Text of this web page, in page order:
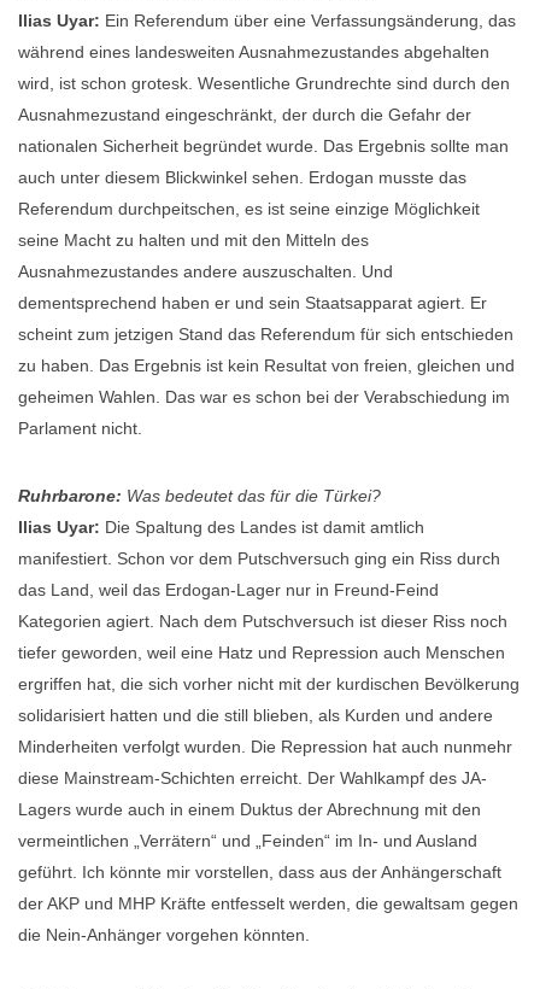
Ilias Uyar: Ein Referendum über eine Verfassungsänderung, das
während eines landesweiten Ausnahmezustandes abgehalten
wird, ist schon grotesk. Wesentliche Grundrechte sind durch den
Ausnahmezustand eingeschränkt, der durch die Gefahr der
nationalen Sicherheit begründet wurde. Das Ergebnis sollte man
auch unter diesem Blickwinkel sehen. Erdogan musste das
Referendum durchpeitschen, es ist seine einzige Möglichkeit
seine Macht zu halten und mit den Mitteln des
Ausnahmezustandes andere auszuschalten. Und
dementsprechend haben er und sein Staatsapparat agiert. Er
scheint zum jetzigen Stand das Referendum für sich entschieden
zu haben. Das Ergebnis ist kein Resultat von freien, gleichen und
geheimen Wahlen. Das war es schon bei der Verabschiedung im
Parlament nicht.
Ruhrbarone: Was bedeutet das für die Türkei?
Ilias Uyar: Die Spaltung des Landes ist damit amtlich
manifestiert. Schon vor dem Putschversuch ging ein Riss durch
das Land, weil das Erdogan-Lager nur in Freund-Feind
Kategorien agiert. Nach dem Putschversuch ist dieser Riss noch
tiefer geworden, weil eine Hatz und Repression auch Menschen
ergriffen hat, die sich vorher nicht mit der kurdischen Bevölkerung
solidarisiert hatten und die still blieben, als Kurden und andere
Minderheiten verfolgt wurden. Die Repression hat auch nunmehr
diese Mainstream-Schichten erreicht. Der Wahlkampf des JA-
Lagers wurde auch in einem Duktus der Abrechnung mit den
vermeintlichen „Verrätern“ und „Feinden“ im In- und Ausland
geführt. Ich könnte mir vorstellen, dass aus der Anhängerschaft
der AKP und MHP Kräfte entfesselt werden, die gewaltsam gegen
die Nein-Anhänger vorgehen könnten.